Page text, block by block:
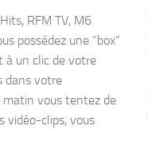
RFM TV, M6
possédez une “box”
à un clic de votre
dans votre
matin vous tentez de
vidéo-clips, vous